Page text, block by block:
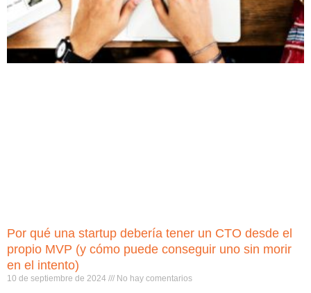
Por qué una startup debería tener un CTO desde el
propio MVP (y cómo puede conseguir uno sin morir
en el intento)
10 de septiembre de 2024 No hay comentarios